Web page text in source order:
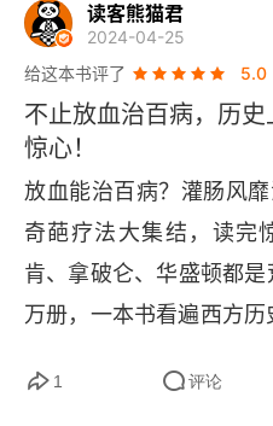
读客熊猫君
2024-04-25
给这本书评了
5.0
不止放血治百病，历
惊心！
放血能治百病？灌肠风
奇葩疗法大集结，读完
肯、拿破仑、华盛顿都
万册，一本书看遍西方历
1 评论